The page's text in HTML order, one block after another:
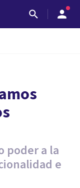
poder a la
e